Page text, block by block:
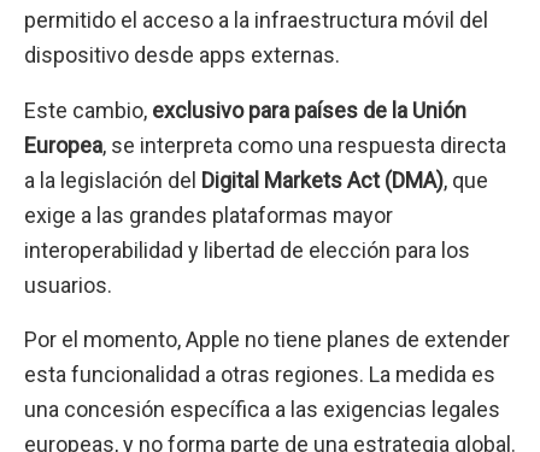
permitido el acceso a la infraestructura móvil del
dispositivo desde apps externas.
Este cambio, exclusivo para países de la Unión
Europea, se interpreta como una respuesta directa
a la legislación del Digital Markets Act (DMA), que
exige a las grandes plataformas mayor
interoperabilidad y libertad de elección para los
usuarios.
Por el momento, Apple no tiene planes de extender
esta funcionalidad a otras regiones. La medida es
una concesión específica a las exigencias legales
europeas, y no forma parte de una estrategia global.